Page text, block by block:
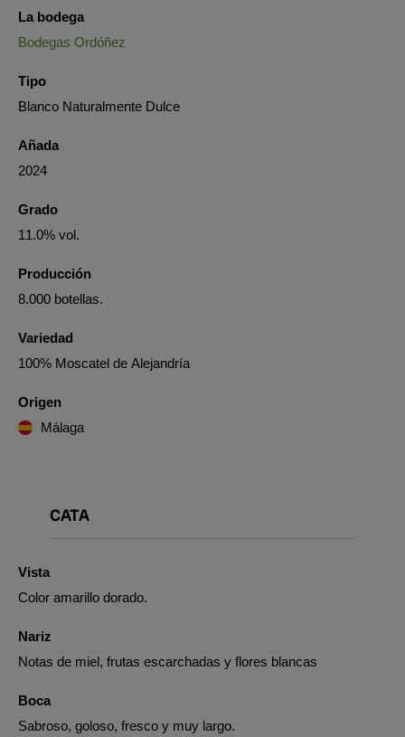
La bodega
Bodegas Ordóñez
Tipo
Blanco Naturalmente Dulce
Añada
2024
Grado
11.0% vol.
Producción
8.000 botellas.
Variedad
100% Moscatel de Alejandría
Origen
Málaga
CATA
Vista
Color amarillo dorado.
Nariz
Notas de miel, frutas escarchadas y flores blancas
Boca
Sabroso, goloso, fresco y muy largo.